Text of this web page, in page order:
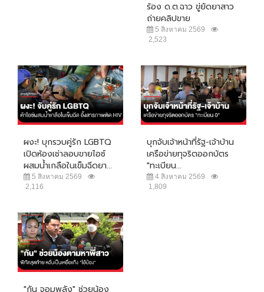
ร้อง ด.ต.ฉาว ขู่ยัดยาสาว
ถ่ายคลิปขาย
5 สิงหาคม 2569
2,523
ผงะ! บุกรวบคู่รัก LGBTQ
เปิดห้องเช่าลอบขายไอซ์
ผสมน้ำเกลือในเข็มฉีดยา...
5 สิงหาคม 2569
2,116
บุกจับเจ้าหน้าที่รัฐ-เจ้าบ้าน
เครือข่ายทุจริตออกบัตร
"ทะเบียน...
4 สิงหาคม 2569
1,809
"กัน จอมพลัง" ช่วยน้อง